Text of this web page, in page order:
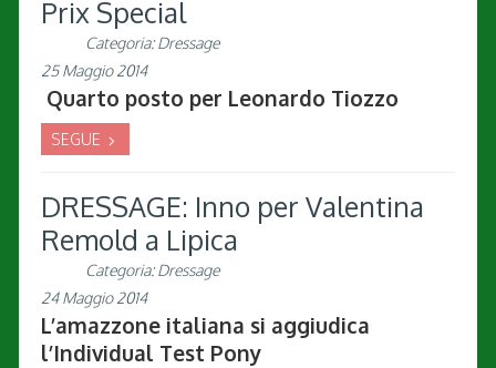
Prix Special
Categoria:Dressage
25 Maggio 2014
Quarto posto per Leonardo Tiozzo
SEGUE
DRESSAGE: Inno per Valentina
Remold a Lipica
Categoria:Dressage
24 Maggio 2014
L’amazzone italiana si aggiudica
l’Individual Test Pony